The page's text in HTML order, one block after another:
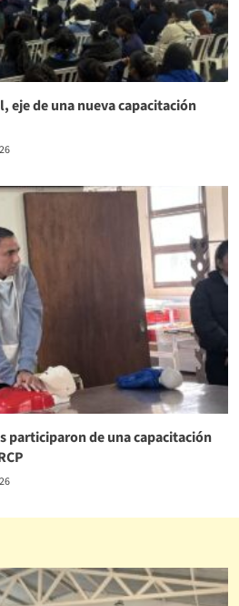
eje de una nueva capacitación
participaron de una capacitación